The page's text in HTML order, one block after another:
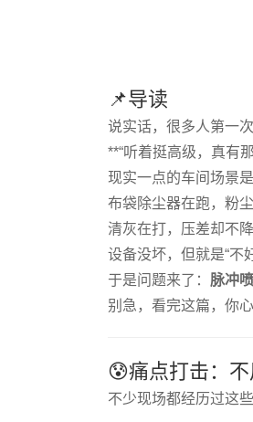
📌导读
说实话，很多人第一
**“听着挺高级，真有
现实一点的车间场景
布袋除尘器在跑，粉尘
清灰在打，压差却不降
设备没坏，但就是“不好
于是问题来了： 脉冲
别急，看完这篇，你
😰痛点打击：不
不少现场都经历过这些